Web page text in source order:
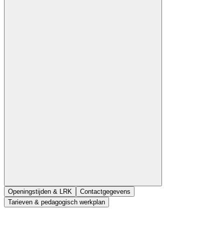
Openingstijden & LRK
Contactgegevens
Tarieven & pedagogisch werkplan